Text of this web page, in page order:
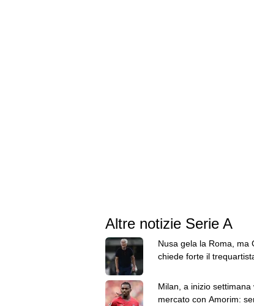
Altre notizie Serie A
Nusa gela la Roma, ma
chiede forte il
Milan, a inizio settimana
mercato con Amorim: